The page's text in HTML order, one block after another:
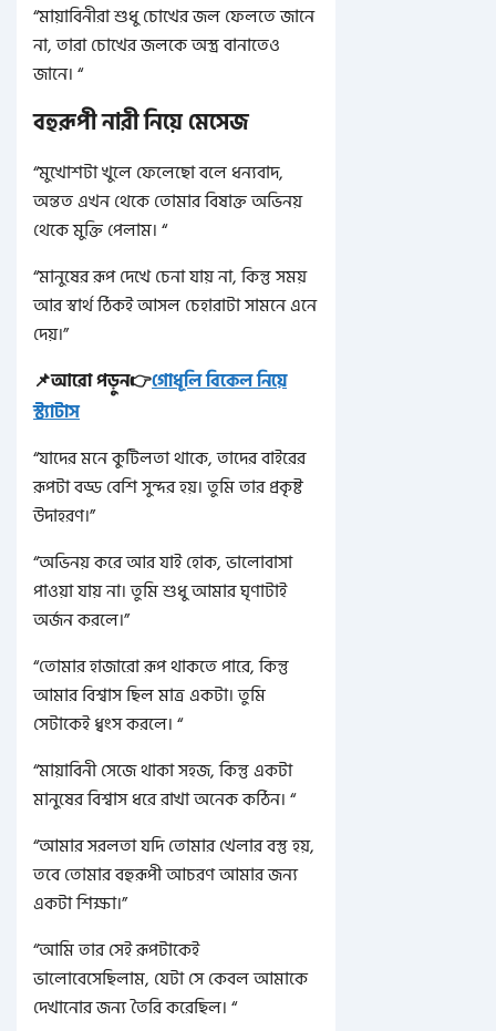
“মায়াবিনীরা শুধু চোখের জল ফেলতে জানে
না, তারা চোখের জলকে অস্ত্র বানাতেও
জানে। “
বহুরূপী নারী নিয়ে মেসেজ
“মুখোশটা খুলে ফেলেছো বলে ধন্যবাদ,
অন্তত এখন থেকে তোমার বিষাক্ত অভিনয়
থেকে মুক্তি পেলাম। “
“মানুষের রূপ দেখে চেনা যায় না, কিন্তু সময়
আর স্বার্থ ঠিকই আসল চেহারাটা সামনে এনে
দেয়।”
📌আরো পড়ুন👉গোধূলি বিকেল নিয়ে
স্ট্যাটাস
“যাদের মনে কুটিলতা থাকে, তাদের বাইরের
রূপটা বড্ড বেশি সুন্দর হয়। তুমি তার প্রকৃষ্ট
উদাহরণ।”
“অভিনয় করে আর যাই হোক, ভালোবাসা
পাওয়া যায় না। তুমি শুধু আমার ঘৃণাটাই
অর্জন করলে।”
“তোমার হাজারো রূপ থাকতে পারে, কিন্তু
আমার বিশ্বাস ছিল মাত্র একটা। তুমি
সেটাকেই ধ্বংস করলে। “
“মায়াবিনী সেজে থাকা সহজ, কিন্তু একটা
মানুষের বিশ্বাস ধরে রাখা অনেক কঠিন। “
“আমার সরলতা যদি তোমার খেলার বস্তু হয়,
তবে তোমার বহুরূপী আচরণ আমার জন্য
একটা শিক্ষা।”
“আমি তার সেই রূপটাকেই
ভালোবেসেছিলাম, যেটা সে কেবল আমাকে
দেখানোর জন্য তৈরি করেছিল। “